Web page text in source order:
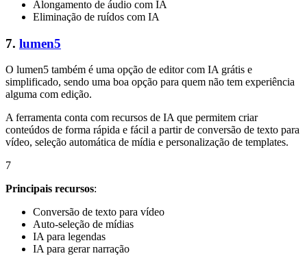
Alongamento de áudio com IA
Eliminação de ruídos com IA
7. lumen5
O lumen5 também é uma opção de editor com IA grátis e
simplificado, sendo uma boa opção para quem não tem experiência
alguma com edição.
A ferramenta conta com recursos de IA que permitem criar
conteúdos de forma rápida e fácil a partir de conversão de texto para
vídeo, seleção automática de mídia e personalização de templates.
7
Principais recursos:
Conversão de texto para vídeo
Auto-seleção de mídias
IA para legendas
IA para gerar narração